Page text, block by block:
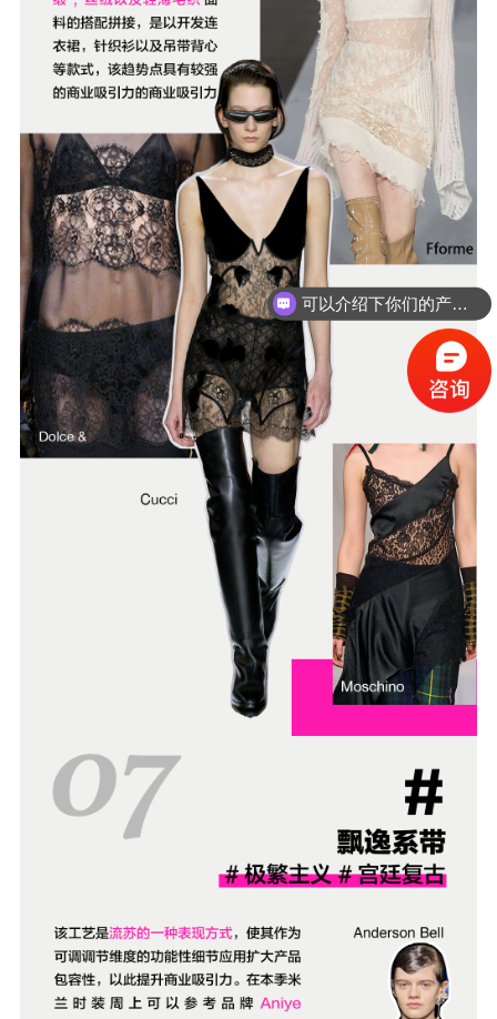
你们是怎么收费的呢？